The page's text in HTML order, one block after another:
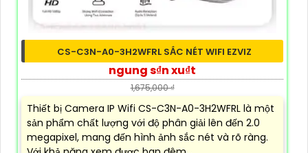
CS-C3N-A0-3H2WFRL SẮC NÉT WIFI EZVIZ
ngung s₫n xu₫t
1,675,000 ₫
Thiết bị Camera IP Wifi CS-C3N-A0-3H2WFRL là một
sản phẩm chất lượng với độ phân giải lên đến 2.0
megapixel, mang đến hình ảnh sắc nét và rõ ràng.